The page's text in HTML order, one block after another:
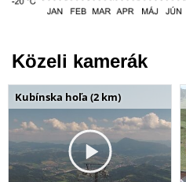
Közeli kamerák
Kubínska hoľa (2 km)